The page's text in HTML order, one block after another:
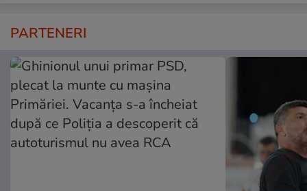
PARTENERI